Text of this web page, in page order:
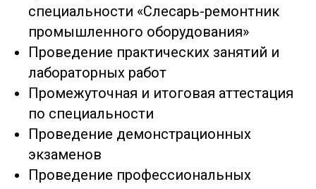
специальности «Слесарь-ремонтник
промышленного оборудования»
Проведение практических занятий и
лабораторных работ
Промежуточная и итоговая аттестация
по специальности
Проведение демонстрационных
экзаменов
Проведение профессиональных